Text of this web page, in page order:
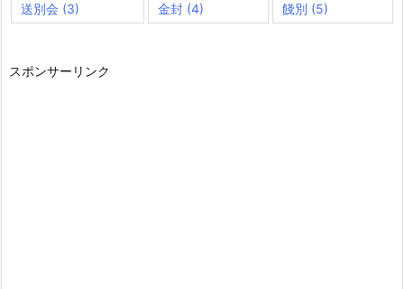
送別会 (3) 金封 (4) 餞別 (5)
スポンサーリンク